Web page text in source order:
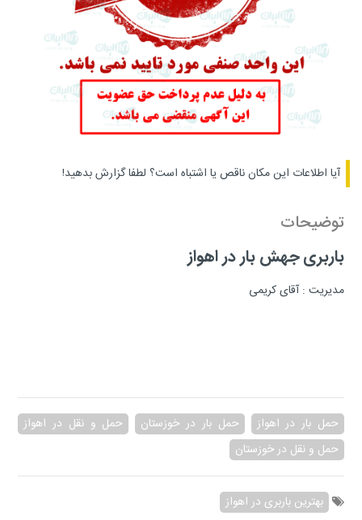
آیا اطلاعات این مکان ناقص یا اشتباه است؟ لطفا گزارش بدهید!
توضیحات
باربری جهش بار در اهواز
مدیریت : آقای کریمی
حمل بار در اهواز حمل بار در خوزستان
حمل و نقل در اهواز
حمل و نقل در خوزستان
بهترین باربری در اهواز